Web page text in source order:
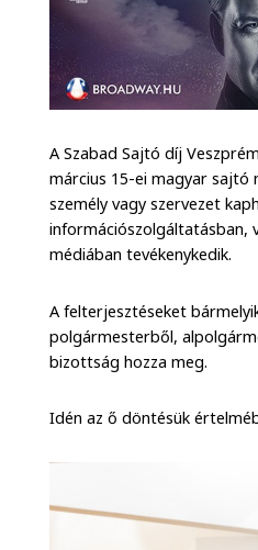
A Szabad Sajtó díj
március 15-ei magyar sajtó
személy vagy szervezet
információszolgáltatásban,
médiában tevékenykedik.
A felterjesztéseket
polgármesterből,
bizottság hozza meg.
Idén az ő döntésük